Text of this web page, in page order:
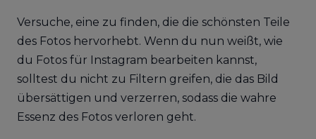
Versuche, eine zu finden, die die schönsten Teile
des Fotos hervorhebt. Wenn du nun weißt, wie
du Fotos für Instagram bearbeiten kannst,
solltest du nicht zu Filtern greifen, die das Bild
übersättigen und verzerren, sodass die wahre
Essenz des Fotos verloren geht.